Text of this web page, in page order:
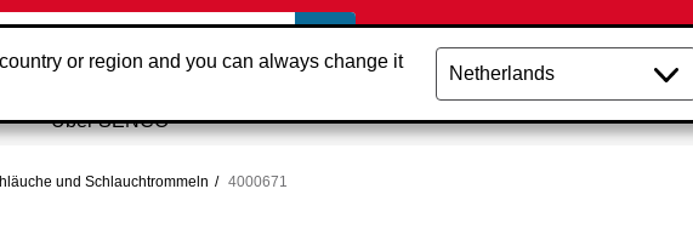
or region and you can always change it
Über SENCO
und Schlauchtrommeln 4000671